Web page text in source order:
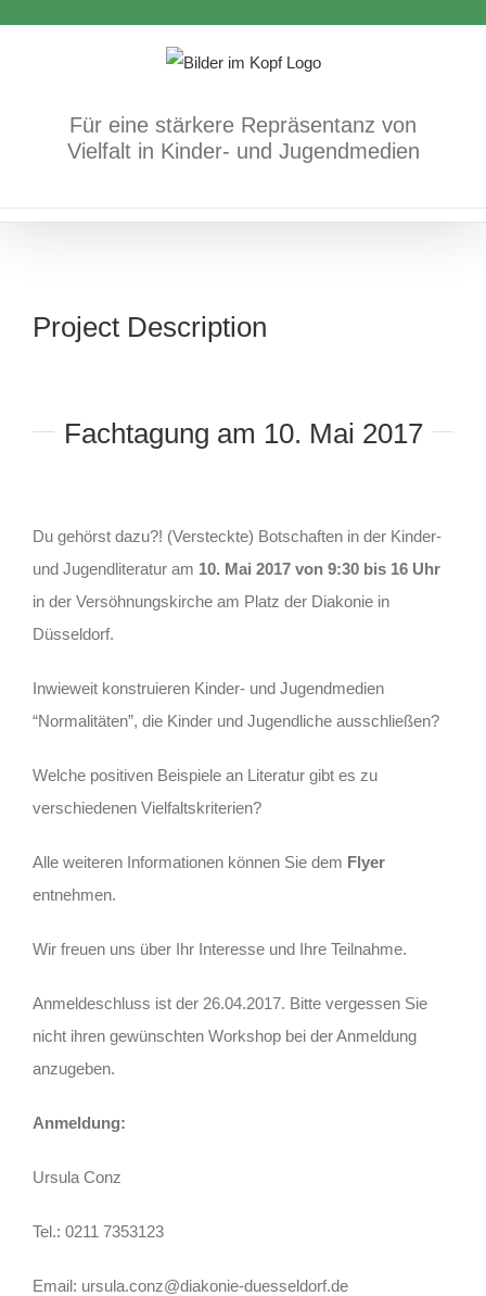
Für eine stärkere Repräsentanz von
Vielfalt in Kinder- und Jugendmedien
Project Description
Fachtagung am 10. Mai 2017
Du gehörst dazu?! (Versteckte) Botschaften in der Kinder-
und Jugendliteratur am 10. Mai 2017 von 9:30 bis 16 Uhr
in der Versöhnungskirche am Platz der Diakonie in
Düsseldorf.
Inwieweit konstruieren Kinder- und Jugendmedien
“Normalitäten”, die Kinder und Jugendliche ausschließen?
Welche positiven Beispiele an Literatur gibt es zu
verschiedenen Vielfaltskriterien?
Alle weiteren Informationen können Sie dem Flyer
entnehmen.
Wir freuen uns über Ihr Interesse und Ihre Teilnahme.
Anmeldeschluss ist der 26.04.2017. Bitte vergessen Sie
nicht ihren gewünschten Workshop bei der Anmeldung
anzugeben.
Anmeldung:
Ursula Conz
Tel.: 0211 7353123
Email: ursula.conz@diakonie-duesseldorf.de